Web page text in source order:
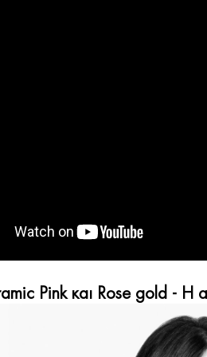
Pink και Rose gold - Η